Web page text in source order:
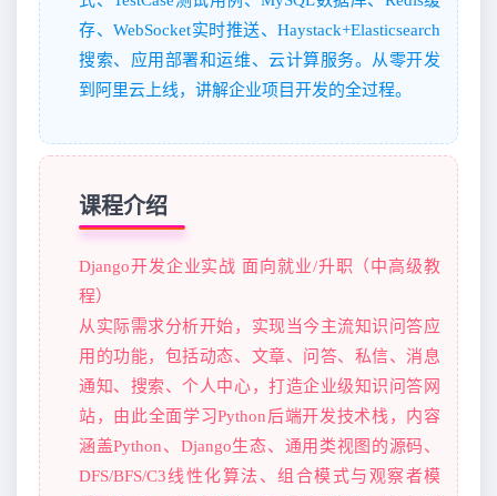
存、WebSocket实时推送、Haystack+Elasticsearch
搜索、应用部署和运维、云计算服务。从零开发
到阿里云上线，讲解企业项目开发的全过程。
课程介绍
Django开发企业实战 面向就业/升职（中高级教
程）
从实际需求分析开始，实现当今主流知识问答应
用的功能，包括动态、文章、问答、私信、消息
通知、搜索、个人中心，打造企业级知识问答网
站，由此全面学习Python后端开发技术栈，内容
涵盖Python、Django生态、通用类视图的源码、
DFS/BFS/C3线性化算法、组合模式与观察者模